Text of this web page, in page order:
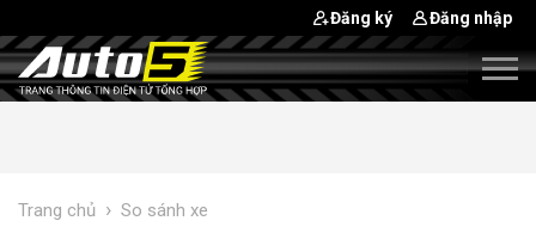
Đăng ký Đăng nhập
Trang chủ › So sánh xe